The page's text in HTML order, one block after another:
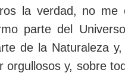
la verdad, no me
parte del
de la Naturaleza
orgullosos y, sobre